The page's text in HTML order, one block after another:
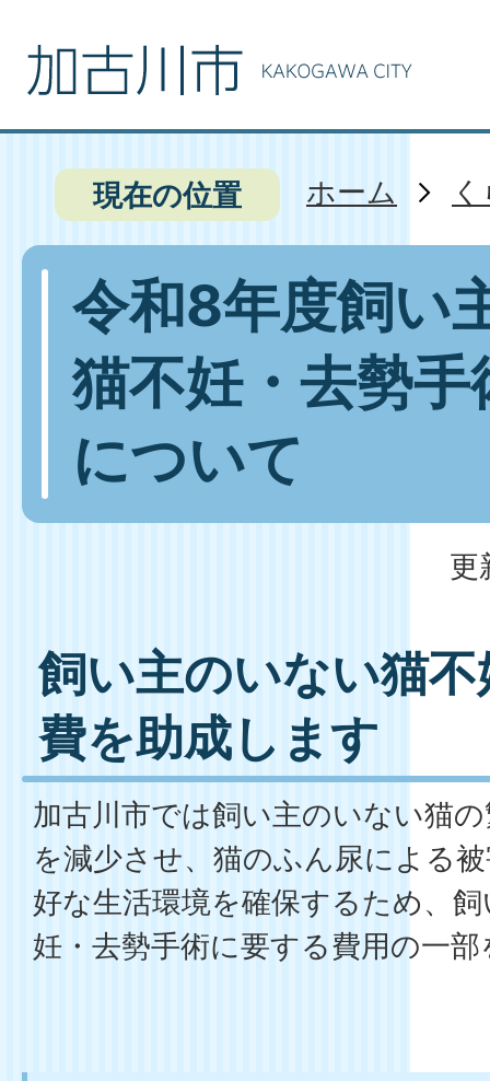
現在の位置 ホーム
令和8年度飼い
猫不妊・去勢手
について
更
飼い主のいない猫
費を助成します
加古川市では飼い主のいない猫
を減少させ、猫のふん尿による
好な生活環境を確保するため、
妊・去勢手術に要する費用の一